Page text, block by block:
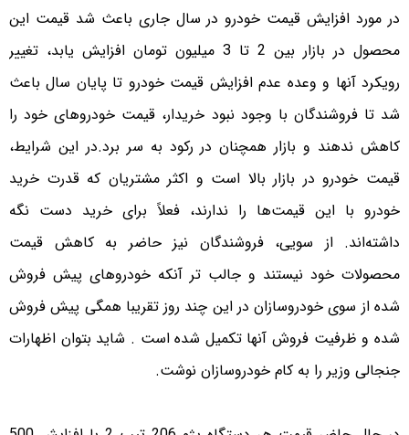
در مورد افزایش قیمت خودرو در سال جاری باعث شد قیمت این
محصول در بازار بین 2 تا 3 میلیون تومان افزایش یابد، تغییر
رویکرد آنها و وعده عدم افزایش قیمت خودرو تا پایان سال باعث
شد تا فروشندگان با وجود نبود خریدار، قیمت خودروهای خود را
کاهش ندهند و بازار همچنان در رکود به سر ‌برد.در این شرایط،
قیمت خودرو در بازار بالا است و اکثر مشتریان که قدرت خرید
خودرو با این قیمت‌ها را ندارند، فعلاً برای خرید دست نگه
داشته‌اند. از سویی، فروشندگان نیز حاضر به کاهش قیمت
محصولات خود نیستند و جالب تر آنکه خودروهای پیش فروش
شده از سوی خودروسازان در این چند روز تقریبا همگی پیش فروش
شده و ظرفیت فروش آنها تکمیل شده است . شاید بتوان اظهارات
جنجالی وزیر را به کام خودروسازان نوشت.